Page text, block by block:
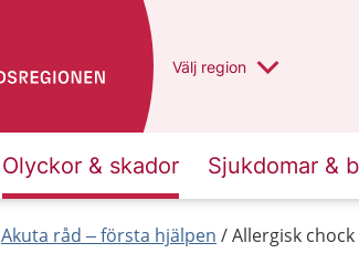
Du har valt region
Välj en annan
region
Olyckor & skador Sjukdomar &
Akuta råd – första hjälpen Allergisk